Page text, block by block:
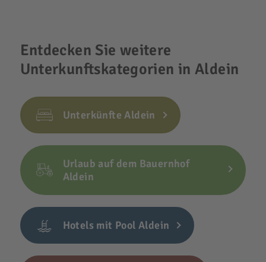
Entdecken Sie weitere
Unterkunftskategorien in Aldein
Unterkünfte Aldein
Urlaub auf dem Bauernhof
Aldein
Hotels mit Pool Aldein